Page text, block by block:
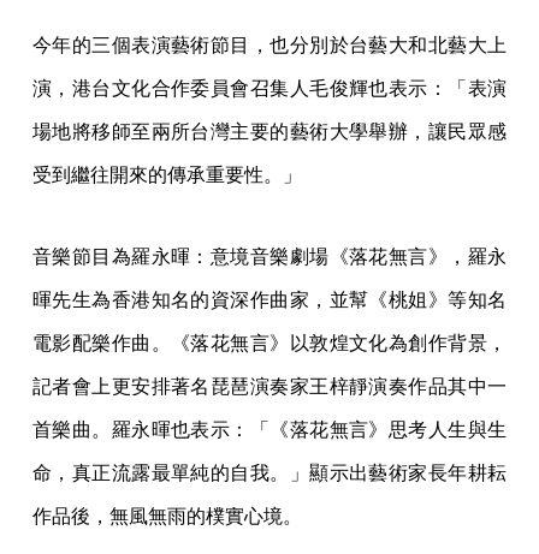
今年的三個表演藝術節目，也分別於台藝大和北藝大上
演，港台文化合作委員會召集人毛俊輝也表示：「表演
場地將移師至兩所台灣主要的藝術大學舉辦，讓民眾感
受到繼往開來的傳承重要性。」
音樂節目為羅永暉：意境音樂劇場《落花無言》，羅永
暉先生為香港知名的資深作曲家，並幫《桃姐》等知名
電影配樂作曲。《落花無言》以敦煌文化為創作背景，
記者會上更安排著名琵琶演奏家王梓靜演奏作品其中一
首樂曲。羅永暉也表示：「《落花無言》思考人生與生
命，真正流露最單純的自我。」顯示出藝術家長年耕耘
作品後，無風無雨的樸實心境。